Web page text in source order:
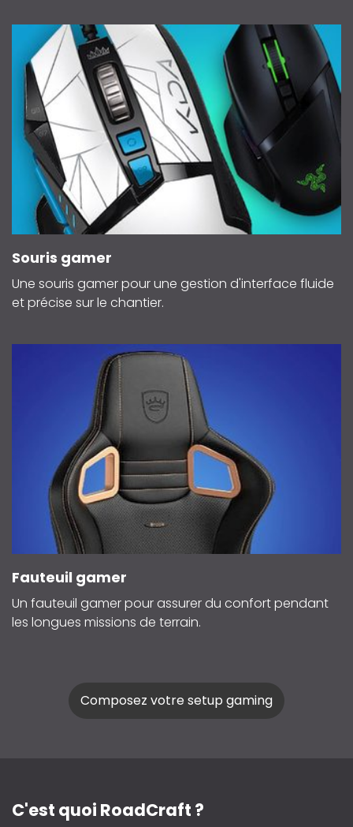
Souris gamer
Une souris gamer pour une gestion d'interface fluide
et précise sur le chantier.
Fauteuil gamer
Un fauteuil gamer pour assurer du confort pendant
les longues missions de terrain.
Composez votre setup gaming
C'est quoi RoadCraft ?